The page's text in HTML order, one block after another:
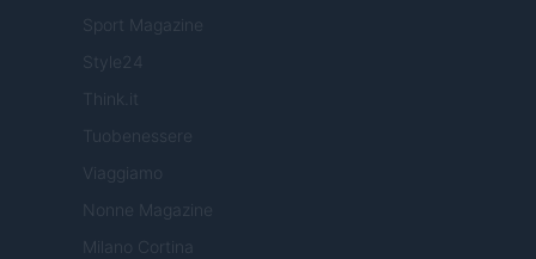
Sport Magazine
Style24
Think.it
Tuobenessere
Viaggiamo
Nonne Magazine
Milano Cortina